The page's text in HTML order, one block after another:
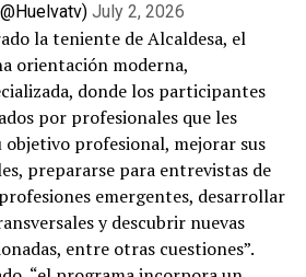
July 2, 2026
la teniente de Alcaldesa, el
orientación moderna,
donde los participantes
por profesionales que les
objetivo profesional, mejorar sus
prepararse para entrevistas de
emergentes, desarrollar
y descubrir nuevas
entre otras cuestiones”.